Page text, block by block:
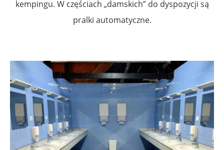
kempingu. W częściach „damskich” do dyspozycji są
pralki automatyczne.